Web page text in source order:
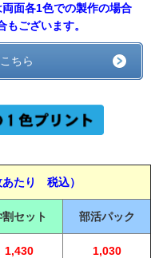
面各1色での製作の場合
もございます。
ちら
たり 税込）
割セット 部活パック
1,430 1,030